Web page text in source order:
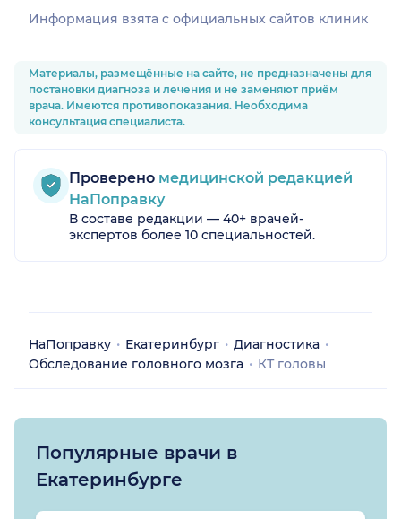
Информация взята c официальных сайтов клиник
Материалы, размещённые на сайте, не предназначены для
постановки диагноза и лечения и не заменяют приём
врача. Имеются противопоказания. Необходима
консультация специалиста.
Проверено медицинской редакцией
НаПоправку
В составе редакции — 40+ врачей-
экспертов более 10 специальностей.
НаПоправку Екатеринбург
Диагностика
Обследование головного мозга
КТ головы
Популярные врачи в
Екатеринбурге